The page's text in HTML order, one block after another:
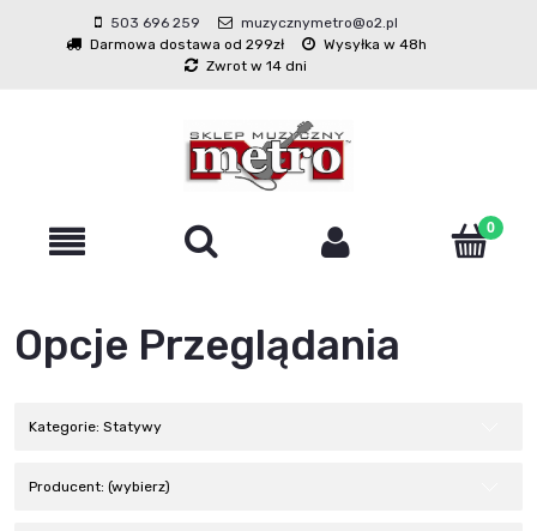
503 696 259
muzycznymetro@o2.pl
Darmowa dostawa od 299zł
Wysyłka w 48h
Zwrot w 14 dni
Opcje Przeglądania
Kategorie: Statywy
Producent: (wybierz)